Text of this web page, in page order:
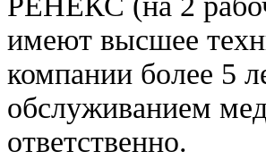
имеют высшее
компании более 5
обслуживанием
ответственно.